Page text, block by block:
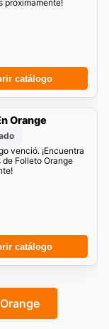
próximamente!
catálogo
Orange
venció. ¡Encuentra
de Folleto Orange
catálogo